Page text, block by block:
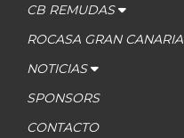
CB REMUDAS
ROCASA GRAN CANARIA
NOTICIAS
SPONSORS
CONTACTO